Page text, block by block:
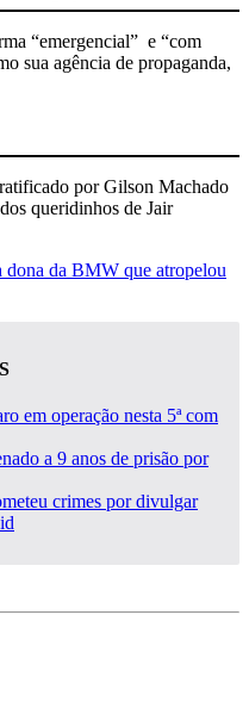
“emergencial” e “com
sua agência de propaganda,
por Gilson Machado
queridinhos de Jair
dona da BMW que atropelou
em operação nesta 5ª com
a 9 anos de prisão por
crimes por divulgar